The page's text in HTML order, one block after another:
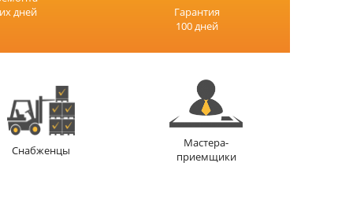
дней
Гарантия
100 дней
Снабженцы
Мастера-
приемщики